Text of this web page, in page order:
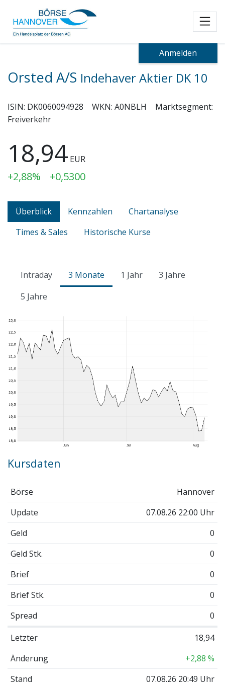
Anmelden
Orsted A/S Indehaver Aktier DK 10
ISIN: DK0060094928 WKN: A0NBLH
Marktsegment:
Freiverkehr
18,94 EUR
+2,88% +0,5300
Überblick Kennzahlen
Chartanalyse
Times & Sales
Historische Kurse
Intraday 3 Monate 1 Jahr
3 Jahre
5 Jahre
Kursdaten
Börse
Hannover
Update
07.08.26 22:00 Uhr
Geld
0
Geld Stk.
0
Brief
0
Brief Stk.
0
Spread
0
Letzter
18,94
Änderung
+2,88 %
Stand
07.08.26 20:49 Uhr